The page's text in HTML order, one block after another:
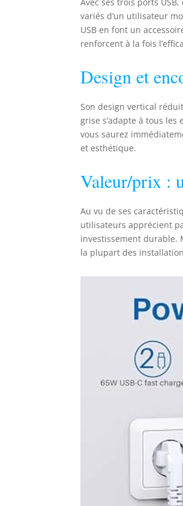
Avec ses trois ports
variés d’un utilisateur
USB en font un
renforcent à la fois
Design et
Son design vertical
grise s’adapte à tous
vous saurez
et esthétique.
Valeur/prix :
Au vu de ses
utilisateurs apprécient
investissement durable.
la plupart des